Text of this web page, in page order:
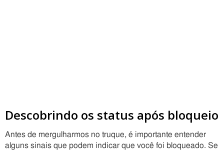
Descobrindo os status após bloqueio
Antes de mergulharmos no truque, é importante entender
alguns sinais que podem indicar que você foi bloqueado. Se